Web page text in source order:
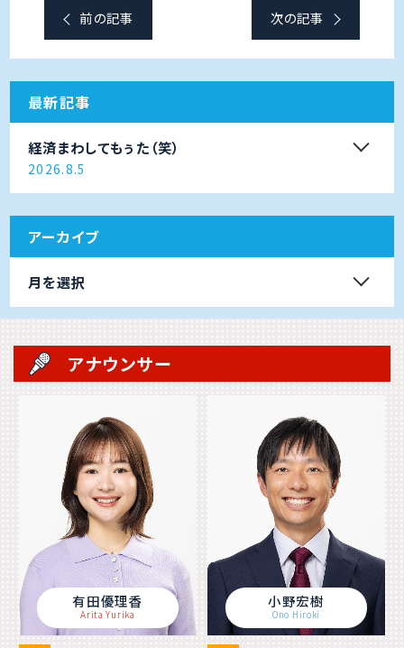
前の記事 次の記事
最新記事
経済まわしてもぅた（笑）
2026.8.5
アーカイブ
月を選択
アナウンサー
有田優理香
Arita Yurika
小野宏樹
Ono Hiroki